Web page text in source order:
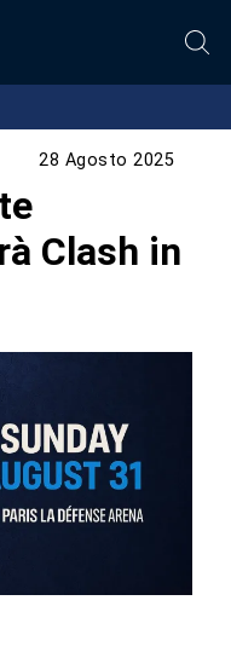
28 Agosto 2025
Clash in